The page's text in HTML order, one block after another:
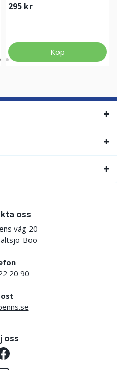
295 kr
Köp
oss
väg 20
Boo
20 90
oss